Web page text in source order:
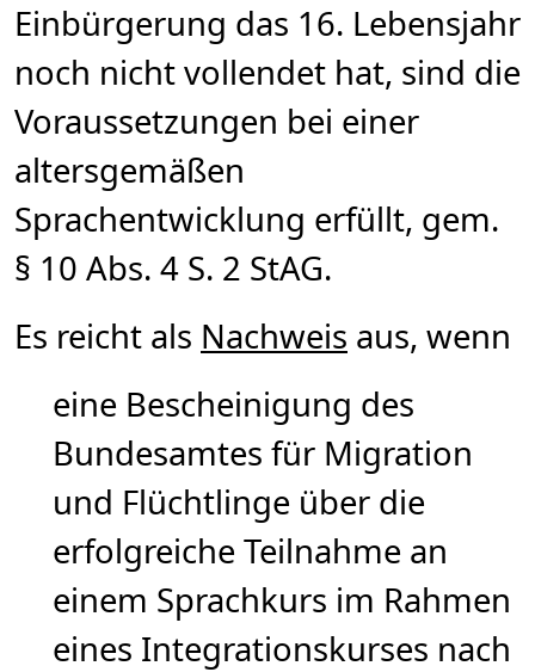
Einbürgerung das 16. Lebensjahr
noch nicht vollendet hat, sind die
Voraussetzungen bei einer
altersgemäßen
Sprachentwicklung erfüllt, gem.
§ 10 Abs. 4 S. 2 StAG.
Es reicht als Nachweis aus, wenn
eine Bescheinigung des
Bundesamtes für Migration
und Flüchtlinge über die
erfolgreiche Teilnahme an
einem Sprachkurs im Rahmen
eines Integrationskurses nach